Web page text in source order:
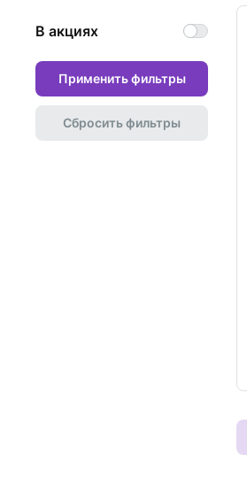
В акциях
Применить фильтры
Сбросить фильтры